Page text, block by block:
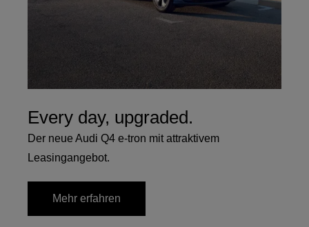
Every day, upgraded.
Der neue Audi Q4 e-tron mit attraktivem
Leasingangebot.
Mehr erfahren